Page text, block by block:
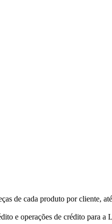
de cada produto por cliente,
e operações de crédito para a